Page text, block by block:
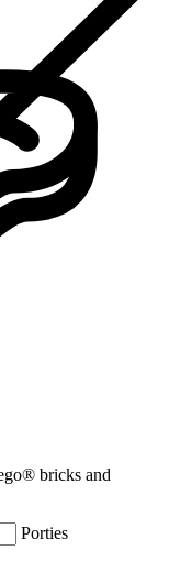
bricks and
Porties